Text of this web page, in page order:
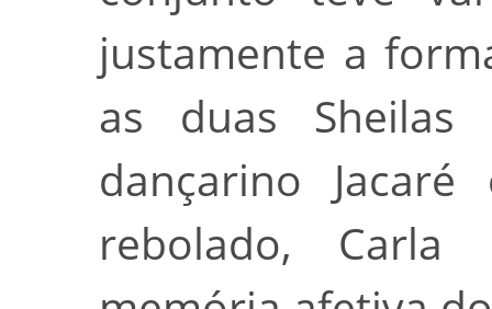
justamente a
as duas
dançarino
rebolado,